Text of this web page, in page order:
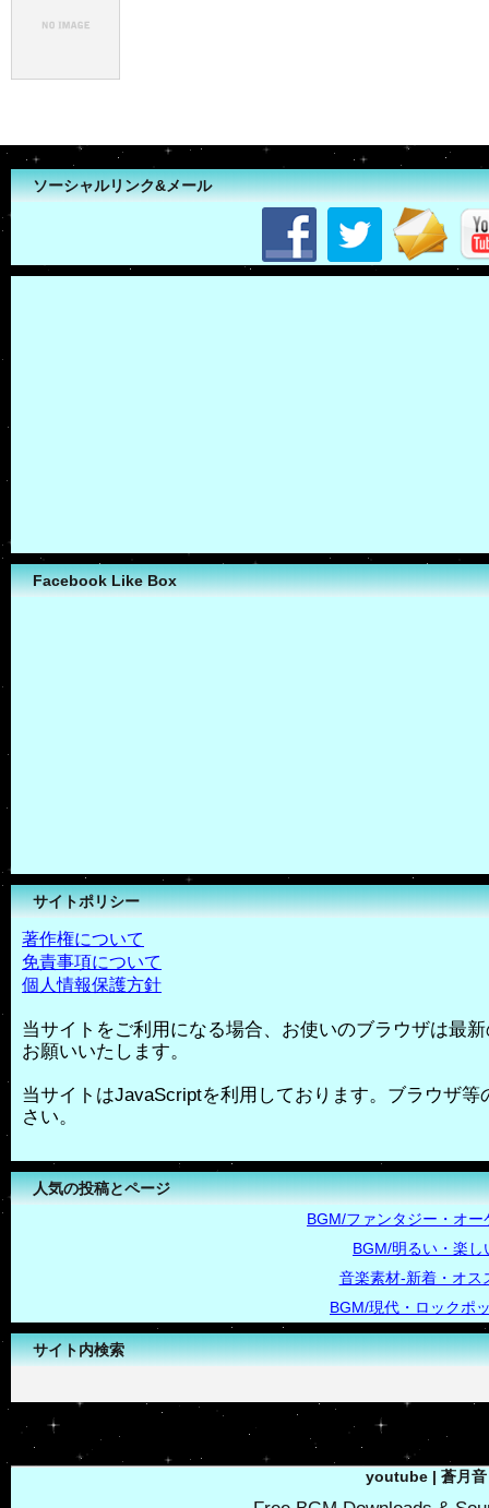
ソーシャルリンク&メール
Facebook Like Box
サイトポリシー
著作権について
免責事項について
個人情報保護方針
当サイトをご利用になる場合、お使いのブラウザは最
お願いいたします。
当サイトはJavaScriptを利用しております。ブラウザ
さい。
人気の投稿とページ
BGM/ファンタジー・オー
BGM/明るい・楽し
音楽素材-新着・オス
BGM/現代・ロックポ
サイト内検索
-->
youtube | 蒼月音